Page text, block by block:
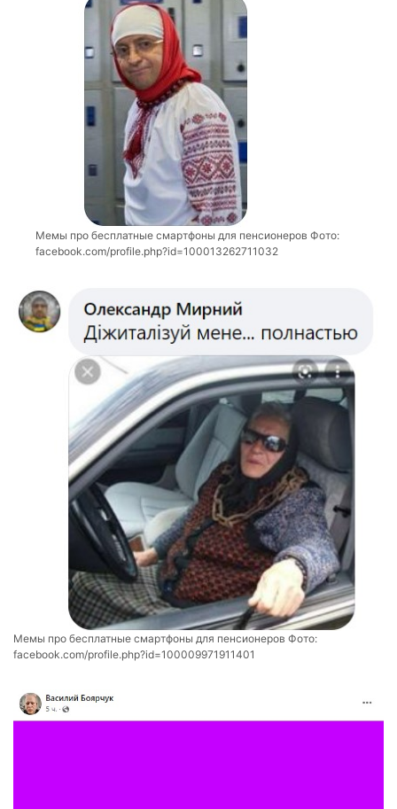
Мемы про бесплатные смартфоны для пенсионеров Фото:
facebook.com/profile.php?id=100013262711032
Мемы про бесплатные смартфоны для пенсионеров Фото:
facebook.com/profile.php?id=100009971911401